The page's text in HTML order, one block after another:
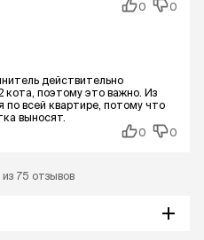
0
0
действительно
кота, поэтому это важно. Из
по всей квартире, потому что
выносят.
0
0
75 отзывов